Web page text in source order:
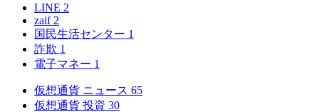
LINE 2
zaif 2
国民生活センター 1
詐欺 1
電子マネー 1
仮想通貨 ニュース 65
仮想通貨 投資 30